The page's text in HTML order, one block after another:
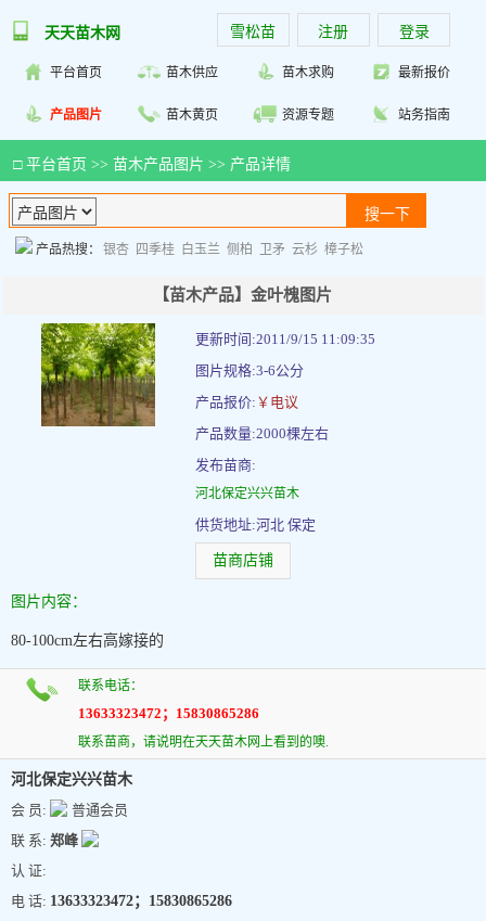
天天苗木网 雪松苗 注册 登录
平台首页 苗木供应 苗木求购 最新报价
产品图片 苗木黄页 资源专题 站务指南
□ 平台首页 >> 苗木产品图片 >> 产品详情
产品热搜： 银杏 四季桂 白玉兰 侧柏 卫矛 云杉 樟子松
【苗木产品】金叶槐图片
更新时间:2011/9/15 11:09:35
图片规格:3-6公分
产品报价: ￥电议
产品数量:2000棵左右
发布苗商:
河北保定兴兴苗木
供货地址:河北 保定
苗商店铺
图片内容：
80-100cm左右高嫁接的
联系电话：
13633323472；15830865286
联系苗商，请说明在天天苗木网上看到的噢.
河北保定兴兴苗木
会 员:
普通会员
联 系: 郑峰
认 证:
电 话: 13633323472；15830865286